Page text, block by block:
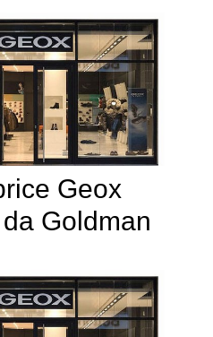
Geox
Goldman